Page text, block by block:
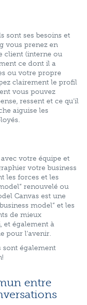
sont ses besoins et
vous prenez en
client (interne ou
ce dont il a
ou votre propre
clairement le profil
vous pouvez
ressent et ce qu’il
aiguise les
votre équipe et
votre business
les forces et les
renouvelé ou
Canvas est une
model” et les
de mieux
et également à
pour l'avenir.
sont également
entre